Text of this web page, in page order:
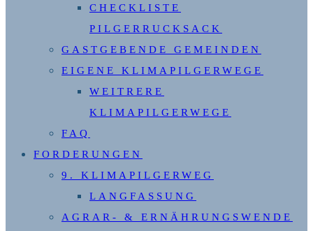
CHECKLISTE
PILGERRUCKSACK
GASTGEBENDE GEMEINDEN
EIGENE KLIMAPILGERWEGE
WEITRERE
KLIMAPILGERWEGE
FAQ
FORDERUNGEN
9. KLIMAPILGERWEG
LANGFASSUNG
AGRAR- & ERNÄHRUNGSWENDE